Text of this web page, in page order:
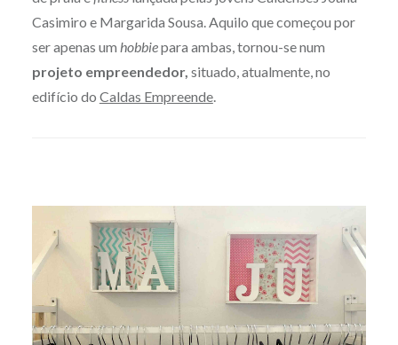
Casimiro e Margarida Sousa. Aquilo que começou por
ser apenas um hobbiepara ambas, tornou-se num
projeto empreendedor, situado, atualmente, no
edifício do Caldas Empreende.